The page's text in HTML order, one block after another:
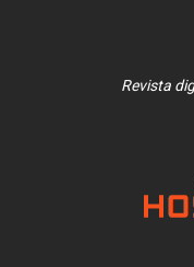
Revista